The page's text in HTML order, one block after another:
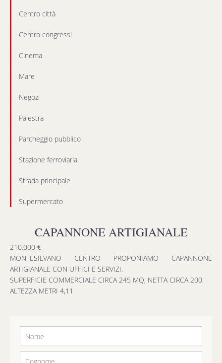
Centro città
Centro congressi
Cinema
Mare
Negozi
Palestra
Parcheggio pubblico
Stazione ferroviaria
Strada principale
Supermercato
CAPANNONE ARTIGIANALE
210.000 €
MONTESILVANO CENTRO PROPONIAMO CAPANNONE
ARTIGIANALE CON UFFICI E SERVIZI.
SUPERFICIE COMMERCIALE CIRCA 245 MQ, NETTA CIRCA 200.
ALTEZZA METRI 4,11